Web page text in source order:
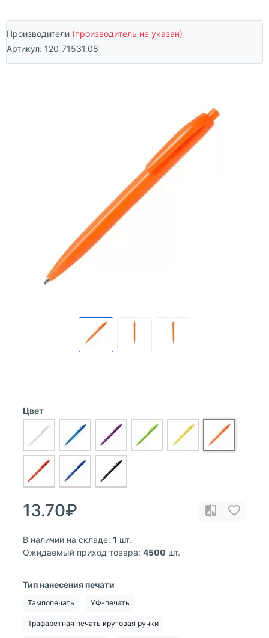
Производители (производитель не указан)
Артикул: 120_71531.08
Цвет
13.70₽
В наличии на складе: 1 шт.
Ожидаемый приход товара: 4500 шт.
Тип нанесения печати
Тампопечать УФ-печать
Трафаретная печать круговая ручки